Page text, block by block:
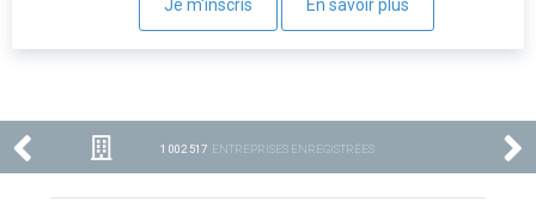
Je m'inscris En savoir plus
1 002 517 ENTREPRISES ENREGISTRÉES